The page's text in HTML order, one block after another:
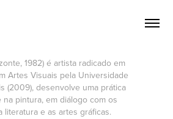
1982) é artista radicado em
Artes Visuais pela Universidade
(2009), desenvolve uma prática
pintura, em diálogo com os
literatura e as artes gráficas.